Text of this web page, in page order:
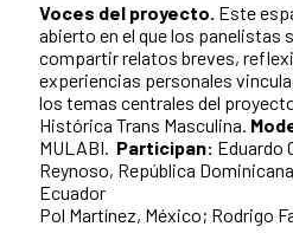
Voces del proyecto. Este
abierto en el que los panelistas
compartir relatos breves,
experiencias personales
los temas centrales del
Histórica Trans Masculina.
MULABI. Participan: Eduardo
Reynoso, República
Ecuador
Pol Martínez, México; Rodrigo